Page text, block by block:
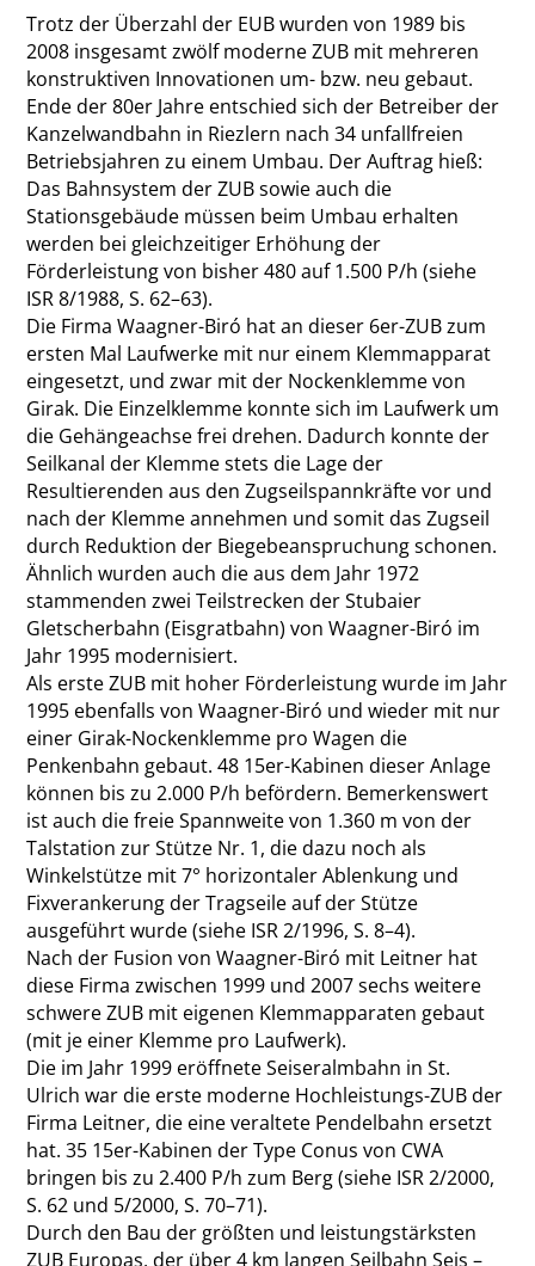
Trotz der Überzahl der EUB wurden von 1989 bis
2008 insgesamt zwölf moderne ZUB mit mehreren
kon­struktiven Innovationen um- bzw. neu gebaut.
Ende der 80er Jahre entschied sich der Betreiber der
Kanzelwandbahn in Riezlern nach 34 unfallfreien
Betriebsjahren zu einem Umbau. Der Auftrag hieß:
Das Bahnsystem der ZUB sowie auch die
Stationsgebäude müssen beim Umbau erhalten
werden bei gleichzeitiger Erhöhung der
Förderleistung von bisher 480 auf 1.500 P/h (siehe
ISR 8/1988, S. 62–63).
Die Firma Waagner-Biró hat an dieser 6er-ZUB zum
ersten Mal Laufwerke mit nur einem Klemmapparat
eingesetzt, und zwar mit der Nockenklemme von
Girak. Die Einzelklemme konnte sich im Laufwerk um
die Gehängeachse frei drehen. Dadurch konnte der
Seilkanal der Klemme stets die Lage der
Resultierenden aus den Zugseilspannkräfte vor und
nach der Klemme annehmen und somit das Zugseil
durch Reduktion der Biegebeanspruchung schonen.
Ähnlich wurden auch die aus dem Jahr 1972
stammenden zwei Teilstrecken der Stubaier
Gletscherbahn (Eisgratbahn) von Waagner-Biró im
Jahr 1995 modernisiert.
Als erste ZUB mit hoher Förderleistung wurde im Jahr
1995 ebenfalls von Waagner-Biró und wieder mit nur
einer Girak-Nockenklemme pro Wagen die
Penkenbahn gebaut. 48 15er-Kabinen dieser Anlage
können bis zu 2.000 P/h befördern. Bemerkenswert
ist auch die freie Spannweite von 1.360 m von der
Talstation zur Stütze Nr. 1, die dazu noch als
Winkelstütze mit 7° horizontaler Ablenkung und
Fixverankerung der Tragseile auf der Stütze
ausgeführt wurde (siehe ISR 2/1996, S. 8–4).
Nach der Fusion von Waagner-Biró mit Leitner hat
diese Firma zwischen 1999 und 2007 sechs weitere
schwere ZUB mit eigenen Klemmapparaten gebaut
(mit je einer Klemme pro Laufwerk).
Die im Jahr 1999 eröffnete Seiseralmbahn in St.
Ulrich war die erste moderne Hochleistungs-ZUB der
Firma Leitner, die eine veraltete Pendelbahn ersetzt
hat. 35 15er-Kabinen der Type Conus von CWA
bringen bis zu 2.400 P/h zum Berg (siehe ISR 2/2000,
S. 62 und 5/2000, S. 70–71).
Durch den Bau der größten und leistungstärksten
ZUB Europas, der über 4 km langen Seilbahn Seis –